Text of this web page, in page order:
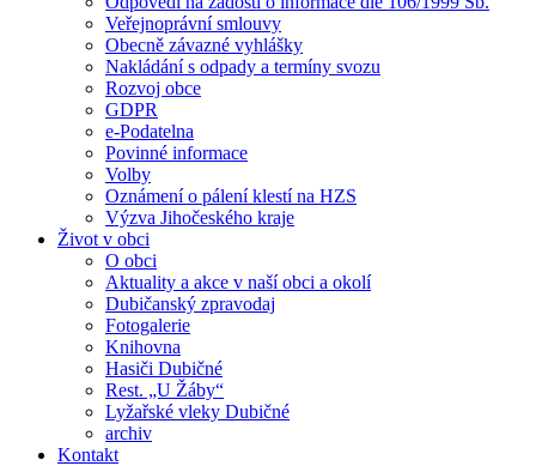
Veřejnoprávní smlouvy
Obecně závazné vyhlášky
Nakládání s odpady a termíny svozu
Rozvoj obce
GDPR
e-Podatelna
Povinné informace
Volby
Oznámení o pálení klestí na HZS
Výzva Jihočeského kraje
Život v obci
O obci
Aktuality a akce v naší obci a okolí
Dubičanský zpravodaj
Fotogalerie
Knihovna
Hasiči Dubičné
Rest. „U Žáby“
Lyžařské vleky Dubičné
archiv
Kontakt